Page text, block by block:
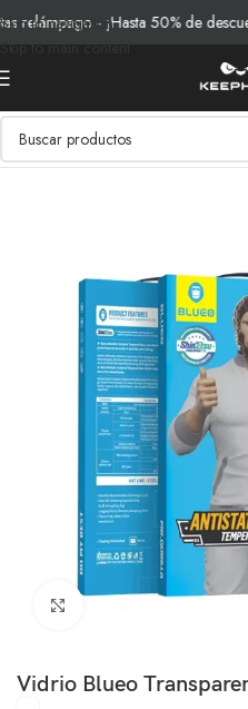
Skip to navigation
Skip to main content
- ¡Hasta 50% de
Inicio/Productos/Vidrios y Protección
Vidrio Blueo